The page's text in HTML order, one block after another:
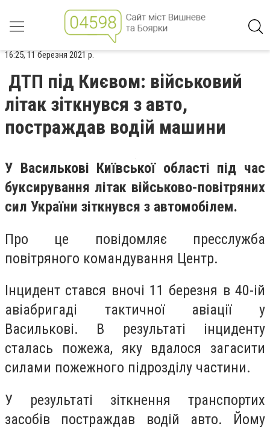
16:25, 11 березня 2021 р.
ДТП під Києвом: військовий
літак зіткнувся з авто,
постраждав водій машини
У Василькові Київської області під час
буксирування літак військово-повітряних
сил України зіткнувся з автомобілем.
Про це повідомляє пресслужба
повітряного командування Центр.
Інцидент стався вночі 11 березня в 40-ій
авіабригаді тактичної авіації у
Василькові. В результаті інциденту
сталась пожежа, яку вдалося загасити
силами пожежного підрозділу частини.
У результаті зіткнення транспортих
засобів постраждав водій авто. Йому